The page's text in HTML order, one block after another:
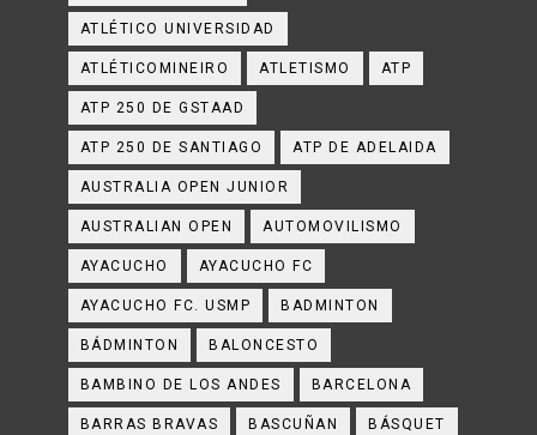
ATLÉTICO UNIVERSIDAD
ATLÉTICOMINEIRO ATLETISMO ATP
ATP 250 DE GSTAAD
ATP 250 DE SANTIAGO ATP DE ADELAIDA
AUSTRALIA OPEN JUNIOR
AUSTRALIAN OPEN AUTOMOVILISMO
AYACUCHO AYACUCHO FC
AYACUCHO FC. USMP BADMINTON
BÁDMINTON BALONCESTO
BAMBINO DE LOS ANDES BARCELONA
BARRAS BRAVAS BASCUÑAN BÁSQUET